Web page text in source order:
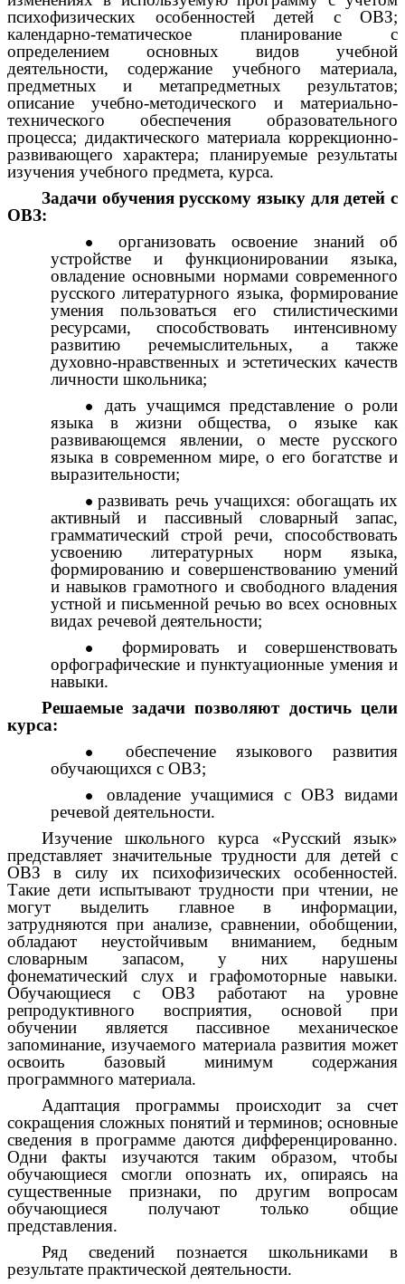
психофизических особенностей детей с ОВЗ;
календарно-тематическое планирование с
определением основных видов учебной
деятельности, содержание учебного материала,
предметных и метапредметных результатов;
описание учебно-методического и материально-
технического обеспечения образовательного
процесса; дидактического материала коррекционно-
развивающего характера; планируемые результаты
изучения учебного предмета, курса.
Задачи обучения русскому языку для детей с
ОВЗ:
организовать освоение знаний об
устройстве и функционировании языка,
овладение основными нормами современного
русского литературного языка, формирование
умения пользоваться его стилистическими
ресурсами, способствовать интенсивному
развитию речемыслительных, а также
духовно-нравственных и эстетических качеств
личности школьника;
дать учащимся представление о роли
языка в жизни общества, о языке как
развивающемся явлении, о месте русского
языка в современном мире, о его богатстве и
выразительности;
развивать речь учащихся: обогащать их
активный и пассивный словарный запас,
грамматический строй речи, способствовать
усвоению литературных норм языка,
формированию и совершенствованию умений
и навыков грамотного и свободного владения
устной и письменной речью во всех основных
видах речевой деятельности;
формировать и совершенствовать
орфографические и пунктуационные умения и
навыки.
Решаемые задачи позволяют достичь цели
курса:
обеспечение языкового развития
обучающихся с ОВЗ;
овладение учащимися с ОВЗ видами
речевой деятельности.
Изучение школьного курса «Русский язык»
представляет значительные трудности для детей с
ОВЗ в силу их психофизических особенностей.
Такие дети испытывают трудности при чтении, не
могут выделить главное в информации,
затрудняются при анализе, сравнении, обобщении,
обладают неустойчивым вниманием, бедным
словарным запасом, у них нарушены
фонематический слух и графомоторные навыки.
Обучающиеся с ОВЗ работают на уровне
репродуктивного восприятия, основой при
обучении является пассивное механическое
запоминание, изучаемого материала развития может
освоить базовый минимум содержания
программного материала.
Адаптация программы происходит за счет
сокращения сложных понятий и терминов; основные
сведения в программе даются дифференцированно.
Одни факты изучаются таким образом, чтобы
обучающиеся смогли опознать их, опираясь на
существенные признаки, по другим вопросам
обучающиеся получают только общие
представления.
Ряд сведений познается школьниками в
результате практической деятельности.